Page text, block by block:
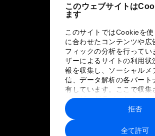
このウェブサイトは
ます
このサイトではCookieを
に合わせたコンテンツや広
フィックの分析を行ってい
ザーによるサイトの利用状
報を収集し、ソーシャルメ
信、データ解析の各パート
有しています。ここで収集
ユーザーが各パートナーに
報や各パートナーのサービ
に収集された情報と組み
トナーによって使用される
全て許可
拒否